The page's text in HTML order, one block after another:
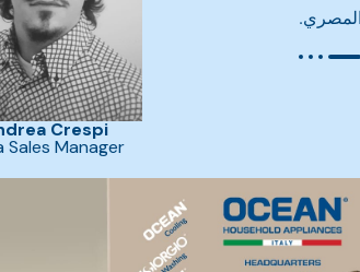
Crespi
Sales Manager
المصري.